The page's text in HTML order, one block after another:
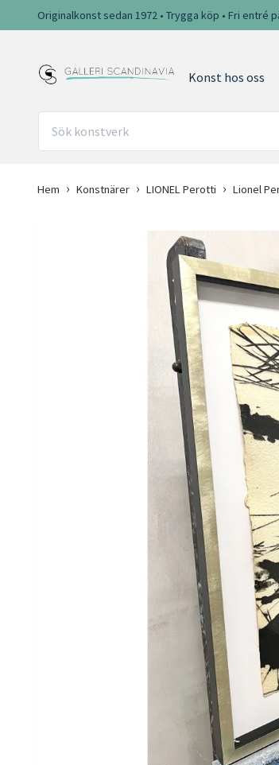
Originalkonst sedan 1972 • Trygga köp • Fri entré
Konst hos oss
Hem Konstnärer LIONEL Perotti Lionel